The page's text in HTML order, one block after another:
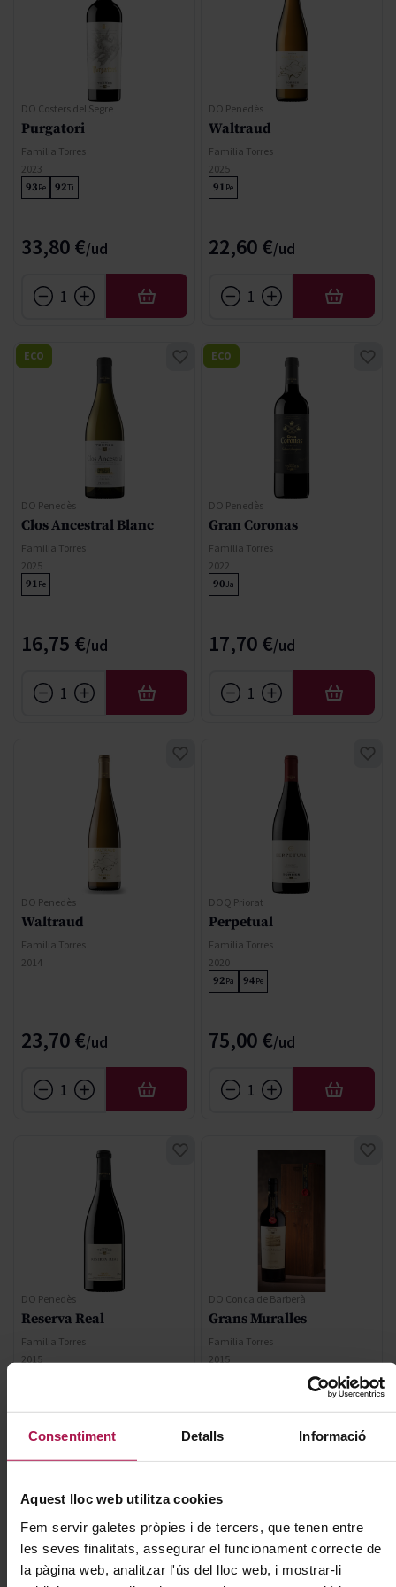
Consentiment Detalls Informació
Aquest lloc web utilitza cookies
Fem servir galetes pròpies i de tercers, que tenen entre
les seves finalitats, assegurar el funcionament correcte de
la pàgina web, analitzar l'ús del lloc web, i mostrar-li
DO Costers del Segre
Purgatori
Familia Torres
2023
93Pe 92Ti
33,80 €
AFEGIR
DO Penedès
Waltraud
Familia Torres
2025
91Pe
22,60 €
AFEGIR
DO Penedès
Clos Ancestral Blanc
Familia Torres
2025
91Pe
16,75 €
ECO
AFEGIR
DO Penedès
Gran Coronas
Familia Torres
2022
90Ja
17,70 €
ECO
AFEGIR
DO Penedès
Waltraud
Familia Torres
2014
23,70 €
AFEGIR
DOQ Priorat
Perpetual
Familia Torres
2020
92Pa 94Pe
75,00 €
AFEGIR
DO Penedès
Reserva Real
Familia Torres
2015
225,00 €
AFEGIR
DO Conca de Barberà
Grans Muralles
Familia Torres
2015
197,00 €